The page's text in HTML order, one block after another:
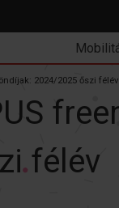
2024/2025 őszi félév
félév